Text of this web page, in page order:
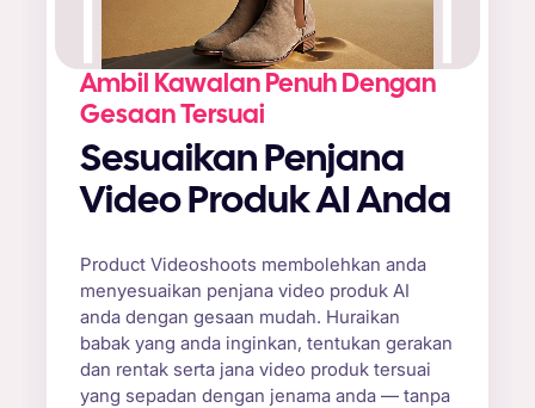
Ambil Kawalan Penuh Dengan
Gesaan Tersuai
Sesuaikan Penjana
Video Produk AI Anda
Product Videoshoots membolehkan anda
menyesuaikan penjana video produk AI
anda dengan gesaan mudah. ​​Huraikan
babak yang anda inginkan, tentukan gerakan
dan rentak serta jana video produk tersuai
yang sepadan dengan jenama anda — tanpa